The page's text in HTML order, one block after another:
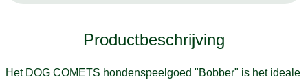
Productbeschrijving
Het DOG COMETS hondenspeelgoed "Bobber" is het ideale